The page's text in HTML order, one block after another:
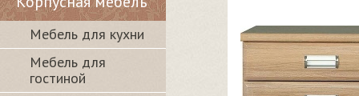
Мебель для кухни
Мебель для
гостиной